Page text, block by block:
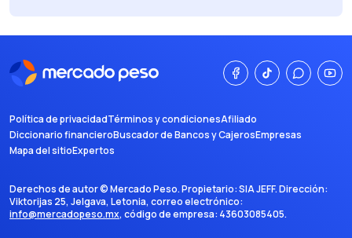
Política de privacidadTérminos y condicionesAfiliado
Diccionario financieroBuscador de Bancos y CajerosEmpresas
Mapa del sitioExpertos
Derechos de autor ©Mercado Peso. Propietario:SIA JEFF. Dirección:
Viktorijas 25, Jelgava, Letonia, correo electrónico:
info@mercadopeso.mx, código de empresa: 43603085405.